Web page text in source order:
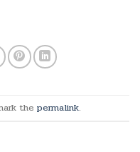
the permalink.